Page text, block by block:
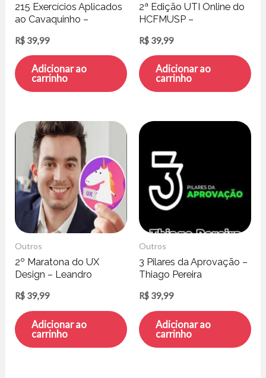
215 Exercícios Aplicados
ao Cavaquinho –
R$ 39,99
Adicionar ao
carrinho
2ª Edição UTI Online do
HCFMUSP –
R$ 39,99
Adicionar ao
carrinho
Outros
2º Maratona do UX
Design – Leandro
R$ 39,99
Adicionar ao
carrinho
Outros
3 Pilares da Aprovação –
Thiago Pereira
R$ 39,99
Adicionar ao
carrinho